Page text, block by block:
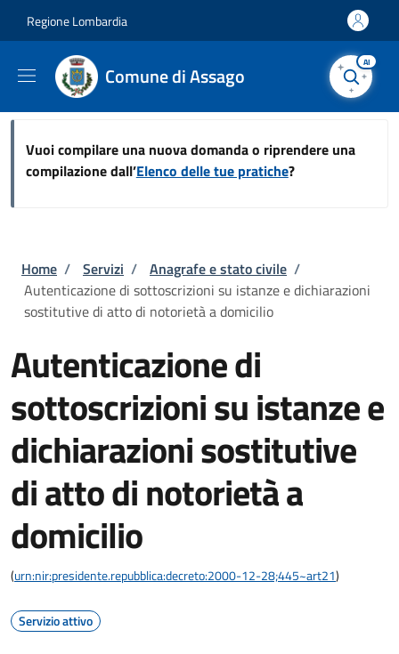
Regione Lombardia
Comune di Assago
AI
Vuoi compilare una nuova domanda o riprendere una
compilazione dall’Elenco delle tue pratiche?
Briciole di pane
Home / Servizi / Anagrafe e stato civile /
Autenticazione di sottoscrizioni su istanze e dichiarazioni
sostitutive di atto di notorietà a domicilio
Autenticazione di
sottoscrizioni su istanze e
dichiarazioni sostitutive
di atto di notorietà a
domicilio
(urn:nir:presidente.repubblica:decreto:2000-12-28;445~art21)
Servizio attivo